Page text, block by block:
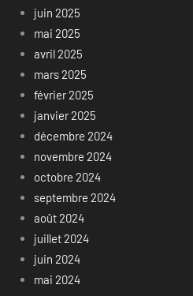
juin 2025
mai 2025
avril 2025
mars 2025
février 2025
janvier 2025
décembre 2024
novembre 2024
octobre 2024
septembre 2024
août 2024
juillet 2024
juin 2024
mai 2024